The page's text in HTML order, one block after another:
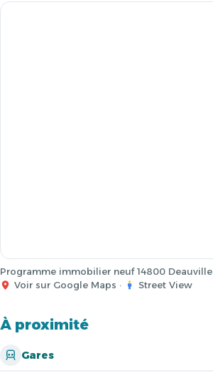
Programme immobilier neuf 14800 Deauville
Voir sur Google Maps · Street View
À proximité
Gares